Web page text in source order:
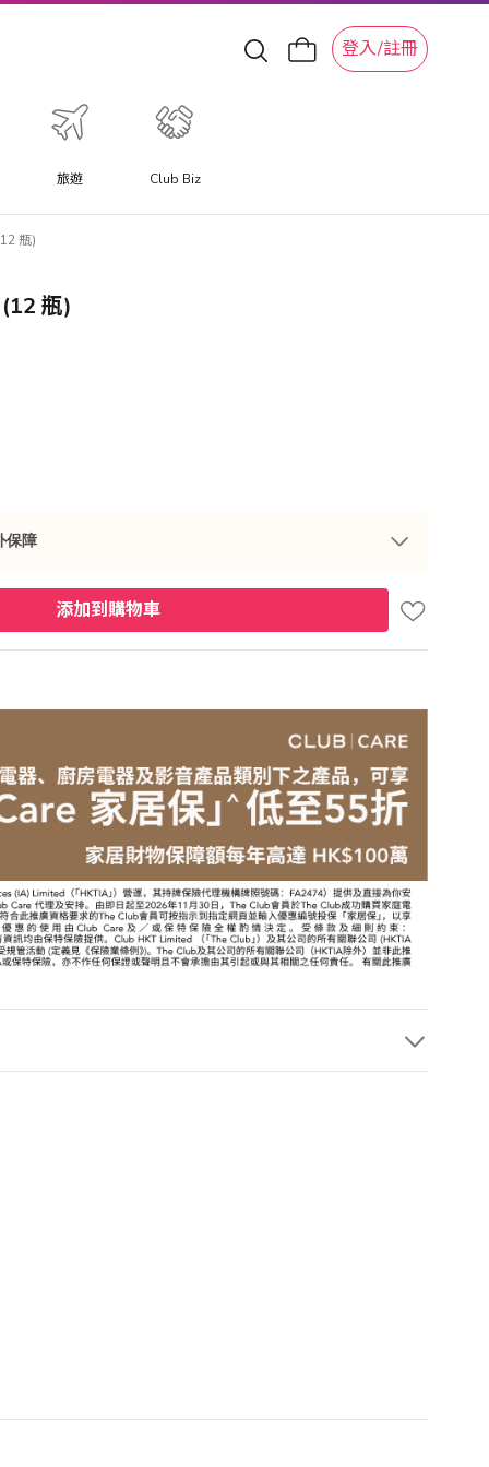
登入/註冊
旅遊 Club Biz
瓶)
瓶)
保障
添加到購物車